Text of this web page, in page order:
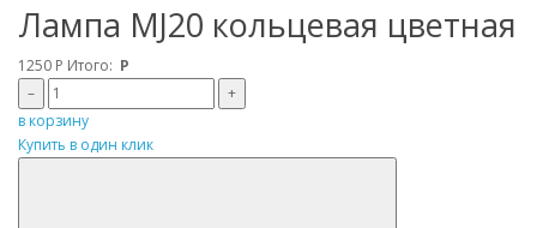
Лампа MJ20 кольцевая цветная
1250 Р Итого: Р
–
+
в корзину
Купить в один клик